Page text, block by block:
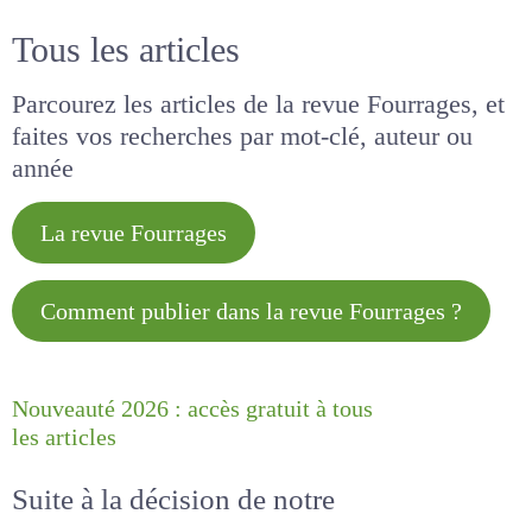
Tous les articles
Parcourez les articles de la revue Fourrages, et
faites vos recherches par mot-clé, auteur ou
année
La revue Fourrages
Comment publier dans la revue
Nouveauté 2026 : accès gratuit à